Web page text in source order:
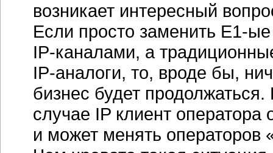
возникает интересный
Если просто заменить Е1-ые
IP-каналами, а
IP-аналоги, то, вроде бы,
бизнес будет
случае IP клиент
и может менять операторов